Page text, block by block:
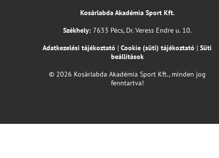
Kosárlabda Akadémia Sport Kft.
Székhely:7633 Pécs, Dr. Veress Endre u. 10.
Adatkezelési tájékoztató | Cookie (süti) tájékoztató | Süti
beállítások
© 2026 Kosárlabda Akadémia Sport Kft., minden jog
fenntartva!